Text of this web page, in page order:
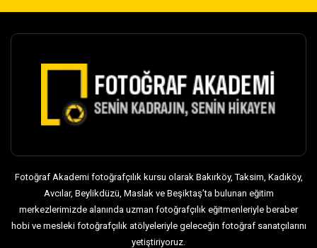
Fotoğraf Akademi fotoğrafçılık kursu olarak Bakırköy, Taksim, Kadıköy,
Avcılar, Beylikdüzü, Maslak ve Beşiktaş’ta bulunan eğitim
merkezlerimizde alanında uzman fotoğrafçılık eğitmenleriyle beraber
hobi ve mesleki fotoğrafçılık atölyeleriyle geleceğin fotoğraf sanatçılarını
yetiştiriyoruz.